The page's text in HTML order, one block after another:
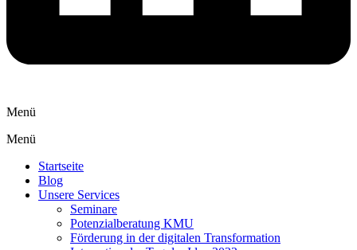
Menü
Menü
Startseite
Blog
Unsere Services
Seminare
Potenzialberatung KMU
Förderung in der digitalen Transformation